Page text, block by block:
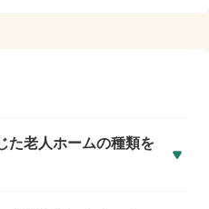
た老人ホームの種類を